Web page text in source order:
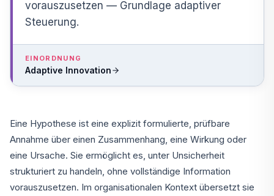
vorauszusetzen — Grundlage adaptiver
Steuerung.
EINORDNUNG
Adaptive Innovation
Eine Hypothese ist eine explizit formulierte, prüfbare
Annahme über einen Zusammenhang, eine Wirkung oder
eine Ursache. Sie ermöglicht es, unter Unsicherheit
strukturiert zu handeln, ohne vollständige Information
vorauszusetzen. Im organisationalen Kontext übersetzt sie